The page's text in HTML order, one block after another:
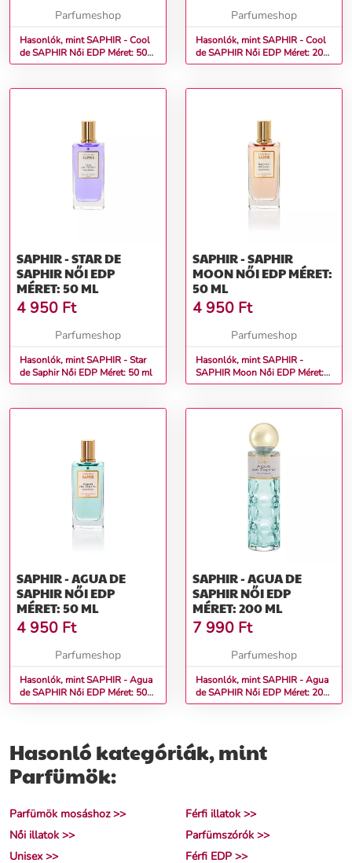
Parfumeshop
Hasonlók, mint SAPHIR - Cool
de SAPHIR Női EDP Méret: 50
ml
Parfumeshop
Hasonlók, mint SAPHIR - Cool
de SAPHIR Női EDP Méret: 200
ml
SAPHIR - STAR DE
SAPHIR NŐI EDP
MÉRET: 50 ML
4 950 Ft
Parfumeshop
Hasonlók, mint SAPHIR - Star
de Saphir Női EDP Méret: 50 ml
SAPHIR - SAPHIR
MOON NŐI EDP MÉRET:
50 ML
4 950 Ft
Parfumeshop
Hasonlók, mint SAPHIR -
SAPHIR Moon Női EDP Méret:
50 ml
SAPHIR - AGUA DE
SAPHIR NŐI EDP
MÉRET: 50 ML
4 950 Ft
Parfumeshop
Hasonlók, mint SAPHIR - Agua
de SAPHIR Női EDP Méret: 50
ml
SAPHIR - AGUA DE
SAPHIR NŐI EDP
MÉRET: 200 ML
7 990 Ft
Parfumeshop
Hasonlók, mint SAPHIR - Agua
de SAPHIR Női EDP Méret: 200
ml
Hasonló kategóriák, mint
Parfümök:
Parfümök mosáshoz >>
Férfi illatok >>
Női illatok >>
Parfümszórók >>
Unisex >>
Férfi EDP >>